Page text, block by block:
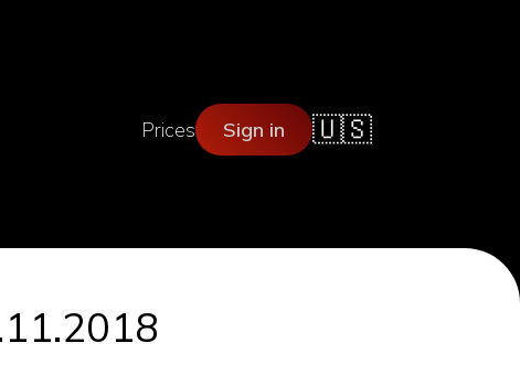
Prices Sign in 🇺🇸